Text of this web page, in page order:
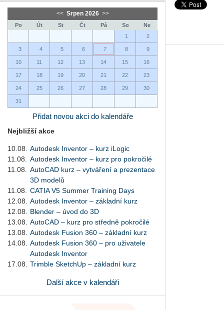
<< Srpen 2026 >>
Po Út St Čt Pá So
Ne
1
2
3 4 5 6 7 8 9
10 11 12 13 14 15 16
17 18 19 20 21 22 23
24 25 26 27 28 29 30
31
Přidat novou akci do kalendáře
Nejbližší akce
10.08.
Autodesk Inventor – kurz iLogic
11.08.
Autodesk Inventor – kurz pro pokročilé
11.08.
AutoCAD kurz – vytváření a prezentace
3D modelů
11.08.
CATIA V5 Summer Training Days
12.08.
Autodesk Inventor – základní kurz
12.08.
Blender – úvod do 3D
13.08.
AutoCAD – kurz pro středně pokročilé
13.08.
Autodesk Fusion 360 – základní kurz
14.08.
Autodesk Fusion 360 – pro uživatele
Autodesk Inventor
17.08.
Trimble SketchUp – základní kurz
Další akce v kalendáři